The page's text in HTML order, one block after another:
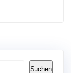
Suchen